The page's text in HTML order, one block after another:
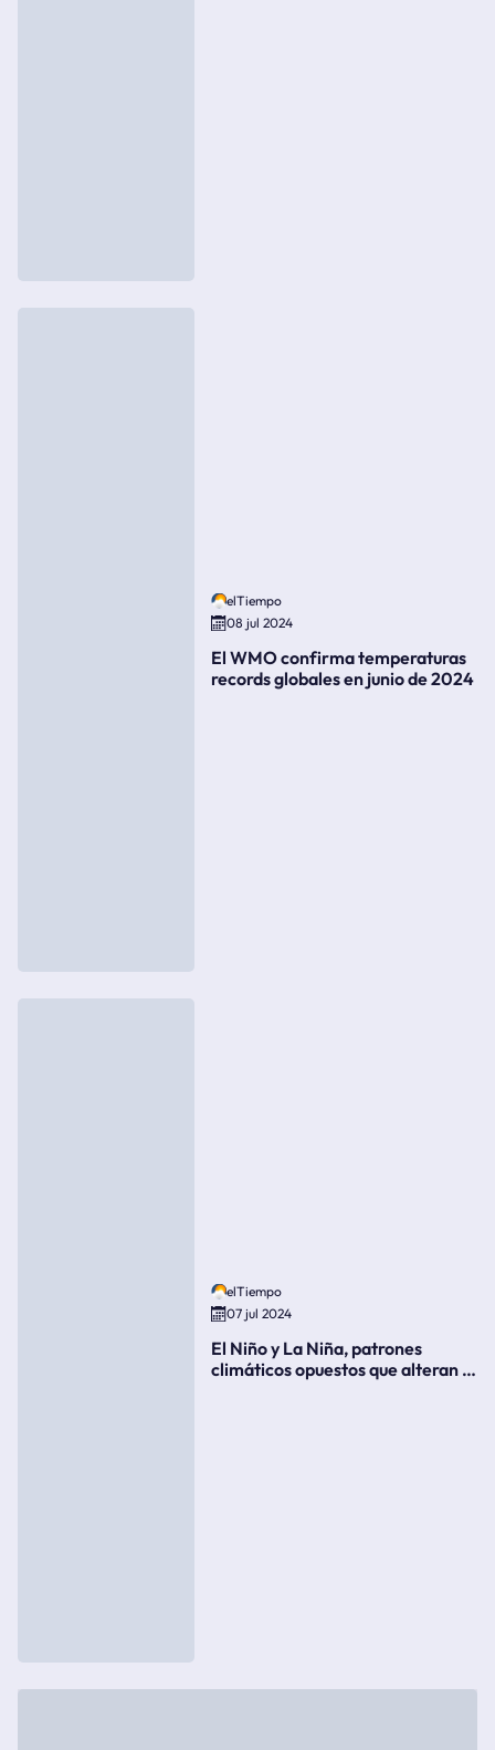
elTiempo
08 jul 2024
El WMO confirma temperaturas
records globales en junio de 2024
elTiempo
07 jul 2024
El Niño y La Niña, patrones
climáticos opuestos que alteran la